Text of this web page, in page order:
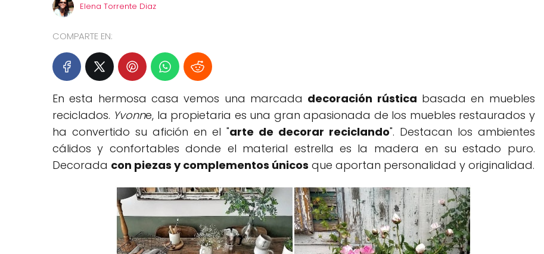
Elena Torrente Diaz
COMPARTE EN:
En esta hermosa casa vemos una marcada decoración rústica basada en muebles
reciclados. Yvonne, la propietaria es una gran apasionada de los muebles restaurados y
ha convertido su afición en el "arte de decorar reciclando". Destacan los ambientes
cálidos y confortables donde el material estrella es la madera en su estado puro.
Decorada con piezas y complementos únicos que aportan personalidad y originalidad.